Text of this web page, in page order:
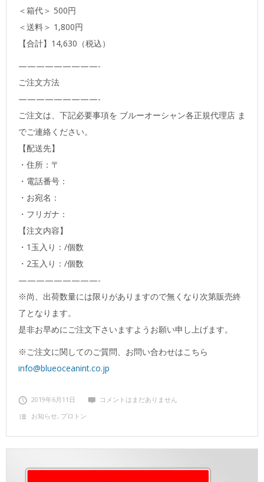
＜箱代＞ 500円
＜送料＞ 1,800円
【合計】14,630（税込）
—————————-
ご注文方法
—————————-
ご注文は、下記必要事項を ブルーオーシャン各正規代理店 ま
でご連絡ください。
【配送先】
・住所：〒
・電話番号：
・お宛名：
・フリガナ：
【注文内容】
・1玉入り：/個数
・2玉入り：/個数
—————————-
※尚、出荷数量には限りがありますので無くなり次第販売終
了となります。
是非お早めにご注文下さいますようお願い申し上げます。
※ご注文に関してのご質問、お問い合わせはこちら
info@blueoceanint.co.jp
2019年6月11日
コメントはまだありません
お知らせ, プロトン